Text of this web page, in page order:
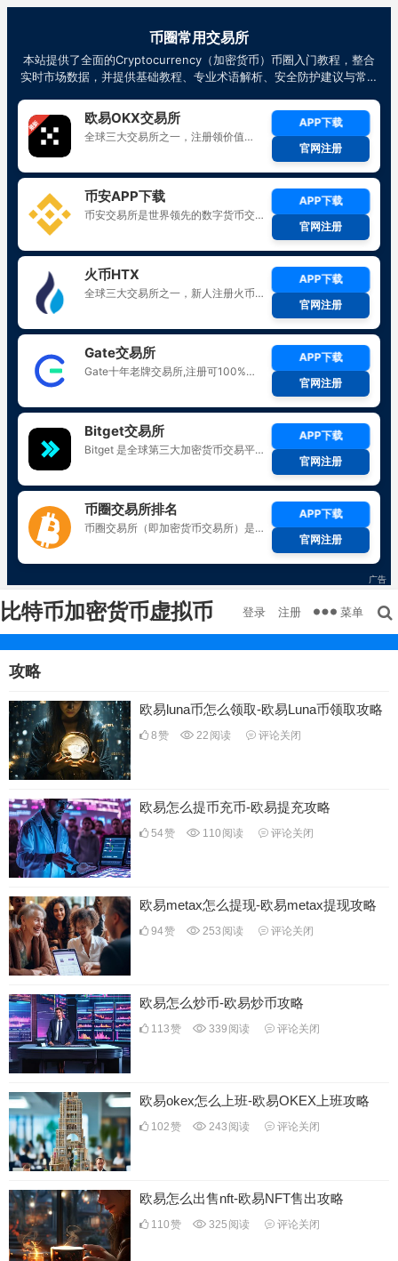
比特币加密货币虚拟币 登录 注册 菜单
攻略
欧易luna币怎么领取-欧易Luna币领取攻略
8赞 22 阅读 评论关闭
欧易怎么提币充币-欧易提充攻略
54赞 110 阅读 评论关闭
欧易metax怎么提现-欧易metax提现攻略
94赞 253 阅读 评论关闭
欧易怎么炒币-欧易炒币攻略
113赞 339 阅读 评论关闭
欧易okex怎么上班-欧易OKEX上班攻略
102赞 243 阅读 评论关闭
欧易怎么出售nft-欧易NFT售出攻略
110赞 325 阅读 评论关闭